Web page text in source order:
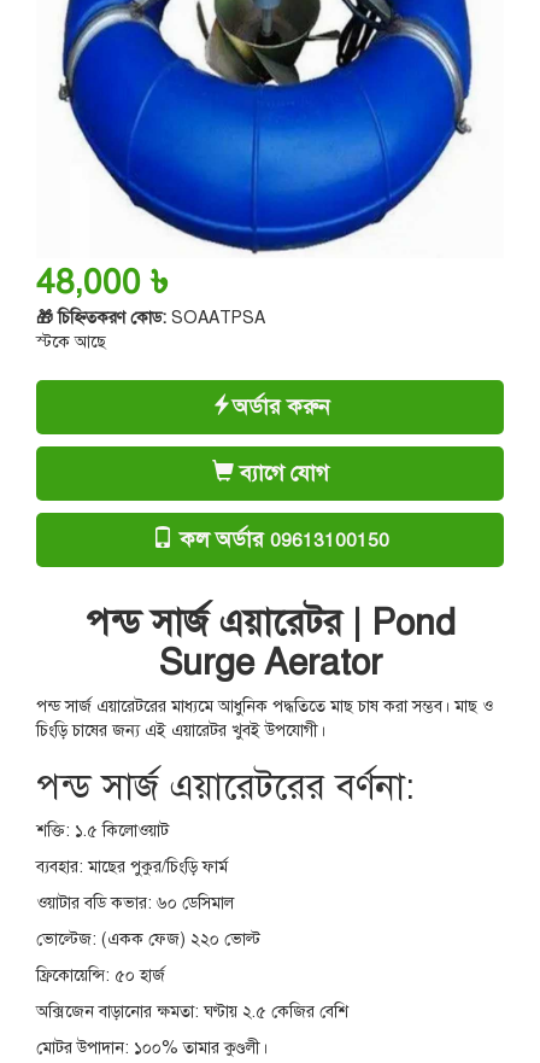
48,000 ৳
🎁 চিহ্নিতকরণ কোড: SOAATPSA
স্টকে আছে
অর্ডার করুন
ব্যাগে যোগ
কল অর্ডার 09613100150
পন্ড সার্জ এয়ারেটর | Pond
Surge Aerator
পন্ড সার্জ এয়ারেটরের মাধ্যমে আধুনিক পদ্ধতিতে মাছ চাষ করা সম্ভব। মাছ ও
চিংড়ি চাষের জন্য এই এয়ারেটর খুবই উপযোগী।
পন্ড সার্জ এয়ারেটরের বর্ণনা:
শক্তি: ১.৫ কিলোওয়াট
ব্যবহার: মাছের পুকুর/চিংড়ি ফার্ম
ওয়াটার বডি কভার: ৬০ ডেসিমাল
ভোল্টেজ: (একক ফেজ) ২২০ ভোল্ট
ফ্রিকোয়েন্সি: ৫০ হার্জ
অক্সিজেন বাড়ানোর ক্ষমতা: ঘণ্টায় ২.৫ কেজির বেশি
মোটর উপাদান: ১০০% তামার কুণ্ডলী।